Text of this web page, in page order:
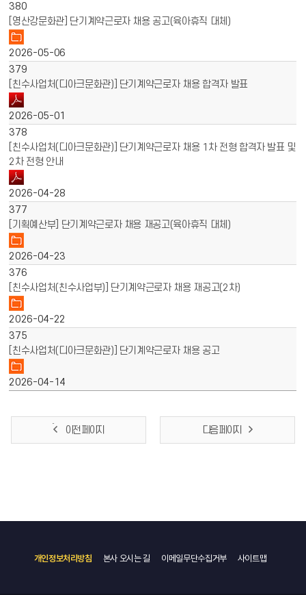
380
[영산강문화관] 단기계약근로자 채용 공고(육아휴직 대체)
2026-05-06
379
[친수사업처(디아크문화관)] 단기계약근로자 채용 합격자 발표
2026-05-01
378
[친수사업처(디아크문화관)] 단기계약근로자 채용 1차 전형 합격자 발표 및
2차 전형 안내
2026-04-28
377
[기획예산부] 단기계약근로자 채용 재공고(육아휴직 대체)
2026-04-23
376
[친수사업처(친수사업부)] 단기계약근로자 채용 재공고(2차)
2026-04-22
375
[친수사업처(디아크문화관)] 단기계약근로자 채용 공고
2026-04-14
이전 페이지 다음 페이지
개인정보처리방침 본사 오시는 길 이메일무단수집거부 사이트맵